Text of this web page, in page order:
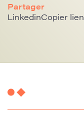
Partager
LinkedinCopier lien